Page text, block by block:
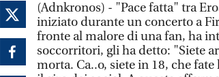
(Adnkronos) - "Pace fatta" tra
iniziato durante un concerto a
fronte al malore di una fan, ha
soccorritori, gli ha detto: "Siete
morta. Ca..o, siete in 18, che